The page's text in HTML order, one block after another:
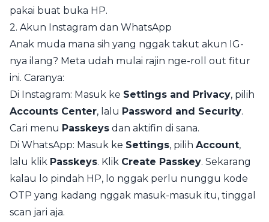
pakai buat buka HP.
2. Akun Instagram dan WhatsApp
Anak muda mana sih yang nggak takut akun IG-
nya ilang? Meta udah mulai rajin nge-roll out fitur
ini. Caranya:
Di Instagram: Masuk ke Settings and Privacy, pilih
Accounts Center, lalu Password and Security.
Cari menu Passkeys dan aktifin di sana.
Di WhatsApp: Masuk ke Settings, pilih Account,
lalu klik Passkeys. Klik Create Passkey. Sekarang
kalau lo pindah HP, lo nggak perlu nunggu kode
OTP yang kadang nggak masuk-masuk itu, tinggal
scan jari aja.